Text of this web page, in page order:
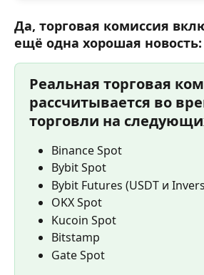
Да, торговая комиссия
ещё одна хорошая новость:
Реальная торговая
рассчитывается во
торговли на
Binance Spot
Bybit Spot
Bybit Futures (USDT и
OKX Spot
Kucoin Spot
Bitstamp
Gate Spot